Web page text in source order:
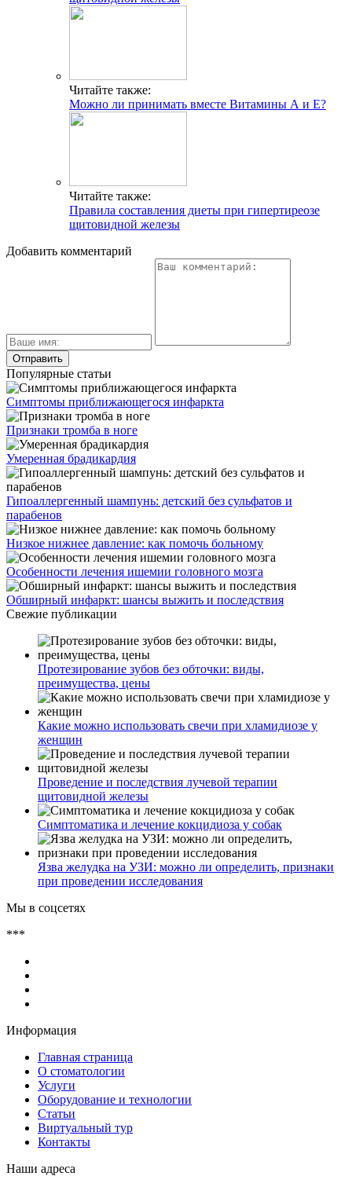
Читайте также:
Можно ли принимать вместе Витамины А и Е?
Читайте также:
Правила составления диеты при гипертиреозе
щитовидной железы
Добавить комментарий
Популярные статьи
Симптомы приближающегося инфаркта
Признаки тромба в ноге
Умеренная брадикардия
Гипоаллергенный шампунь: детский без сульфатов и
парабенов
Низкое нижнее давление: как помочь больному
Особенности лечения ишемии головного мозга
Обширный инфаркт: шансы выжить и последствия
Свежие публикации
Протезирование зубов без обточки: виды,
преимущества, цены
Какие можно использовать свечи при хламидиозе у
женщин
Проведение и последствия лучевой терапии
щитовидной железы
Симптоматика и лечение кокцидиоза у собак
Язва желудка на УЗИ: можно ли определить, признаки
при проведении исследования
Мы в соцсетях
***
Информация
Главная страница
О стоматологии
Услуги
Оборудование и технологии
Статьи
Виртуальный тур
Контакты
Наши адреса